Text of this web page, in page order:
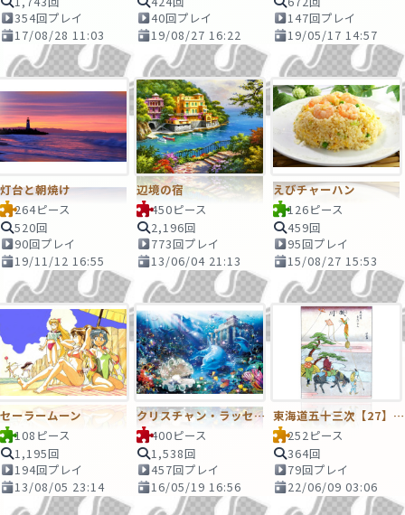
354回プレイ
17/08/28 11:03
40回プレイ
19/08/27 16:22
147回プレイ
19/05/17 14:57
灯台と朝焼け
264ピース
520回
90回プレイ
19/11/12 16:55
辺境の宿
450ピース
2,196回
773回プレイ
13/06/04 21:13
えびチャーハン
126ピース
459回
95回プレイ
15/08/27 15:53
セーラームーン
108ピース
1,195回
194回プレイ
13/08/05 23:14
クリスチャン・ラッセン（イルカ）
400ピース
1,538回
457回プレイ
16/05/19 16:56
東海道五十三次【27】掛川
252ピース
364回
79回プレイ
22/06/09 03:06